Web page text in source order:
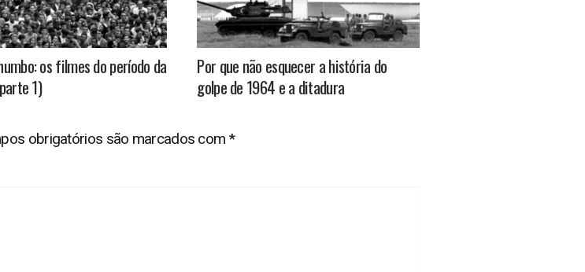
os filmes do período da
1)
Por que não esquecer a história do
golpe de 1964 e a ditadura
obrigatórios são marcados com *